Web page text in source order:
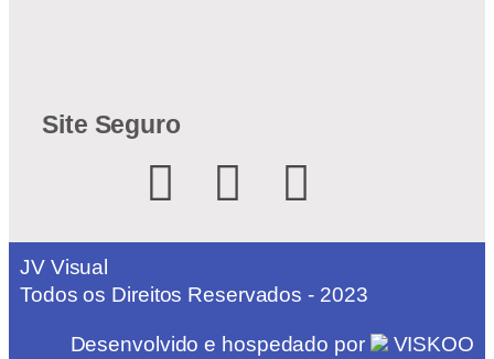
Site Seguro
JV Visual
Todos os Direitos Reservados - 2023
Desenvolvido e hospedado por VISKOO